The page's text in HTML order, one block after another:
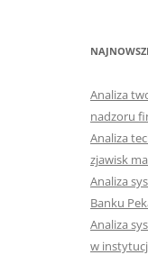
KSIĄŻKI, KTÓRE
NAPISAĆ PRACĘ
JAK PRZYGOTOWAĆ SIĘ
USTNEGO EGZAMINU
DYPLOMOWEGO?
HIPOTEZY W PRACACH
Analiza
nadzoru
Analiza
zjawisk
Analiza
Banku
Analiza
w